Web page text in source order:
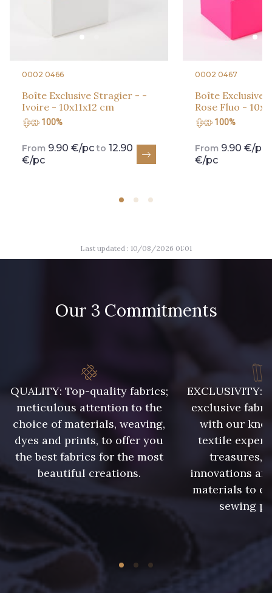
0002 0466
Boîte Exclusive Stragier - -
Ivoire - 10x11x12 cm
100%
From 9.90 €/pc to 12.90
€/pc
0002 0467
Boîte Exclusive
Rose Fluo -
100%
From 9.90 €/pc
€/pc
Last updated : 10/08/2026 01:01
Our 3 Commitments
QUALITY: Top-quality fabrics;
meticulous attention to the
choice of materials, weaving,
dyes and prints, to offer you
the best fabrics for the most
beautiful creations.
EXCLUSIVITY:
exclusive
with our
textile
treasures,
innovations
materials to
sewing